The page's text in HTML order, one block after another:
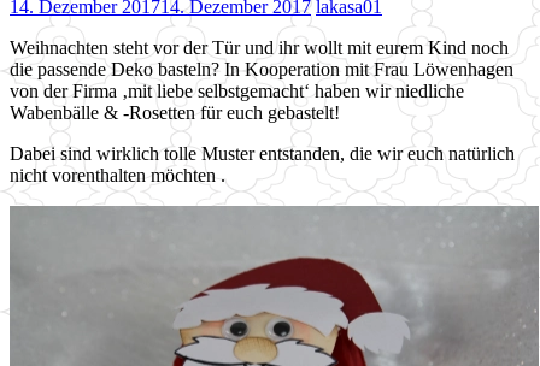
14. Dezember 201714. Dezember 2017 lakasa01
Weihnachten steht vor der Tür und ihr wollt mit eurem Kind noch
die passende Deko basteln? In Kooperation mit Frau Löwenhagen
von der Firma ‚mit liebe selbstgemacht‘ haben wir niedliche
Wabenbälle & -Rosetten für euch gebastelt!
Dabei sind wirklich tolle Muster entstanden, die wir euch natürlich
nicht vorenthalten möchten .